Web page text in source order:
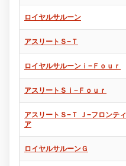
ロイヤルサルーン
アスリートＳ−Ｔ
ロイヤルサルーンｉ−Ｆｏｕｒ
アスリートＳｉ−Ｆｏｕｒ
アスリートＳ−Ｔ Ｊ−フロンティ
ア
ロイヤルサルーンＧ